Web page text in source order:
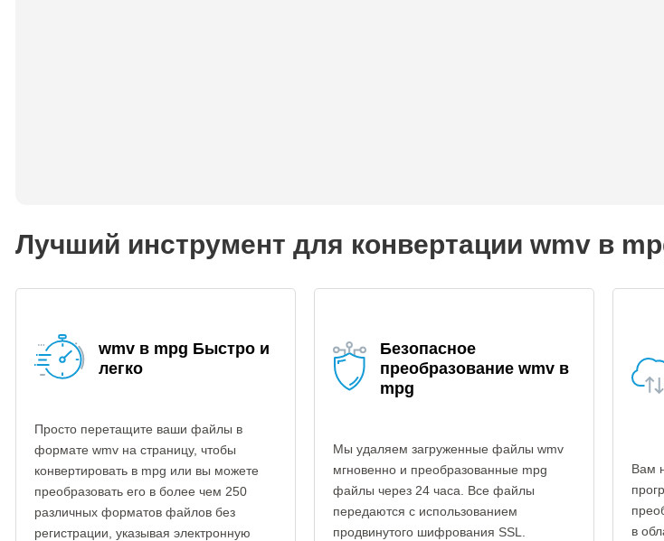
Лучший инструмент для конвертации wmv в
wmv в mpg Быстро и
легко
Просто перетащите ваши файлы в
формате wmv на страницу, чтобы
конвертировать в mpg или вы можете
преобразовать его в более чем 250
различных форматов файлов без
регистрации, указывая электронную
Безопасное
преобразование wmv в
mpg
Мы удаляем загруженные файлы wmv
мгновенно и преобразованные mpg
файлы через 24 часа. Все файлы
передаются с использованием
продвинутого шифрования SSL.
Вам
в